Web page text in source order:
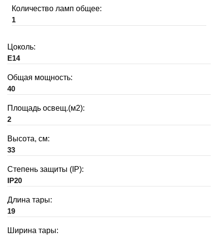
Количество ламп общее:
1
Цоколь:
E14
Общая мощность:
40
Площадь освещ.(м2):
2
Высота, см:
33
Степень защиты (IP):
IP20
Длина тары:
19
Ширина тары: